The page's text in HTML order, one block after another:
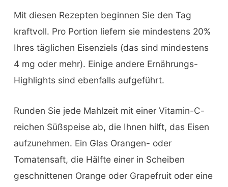
Mit diesen Rezepten beginnen Sie den Tag
kraftvoll. Pro Portion liefern sie mindestens 20%
Ihres täglichen Eisenziels (das sind mindestens
4 mg oder mehr). Einige andere Ernährungs-
Highlights sind ebenfalls aufgeführt.
Runden Sie jede Mahlzeit mit einer Vitamin-C-
reichen Süßspeise ab, die Ihnen hilft, das Eisen
aufzunehmen. Ein Glas Orangen- oder
Tomatensaft, die Hälfte einer in Scheiben
geschnittenen Orange oder Grapefruit oder eine